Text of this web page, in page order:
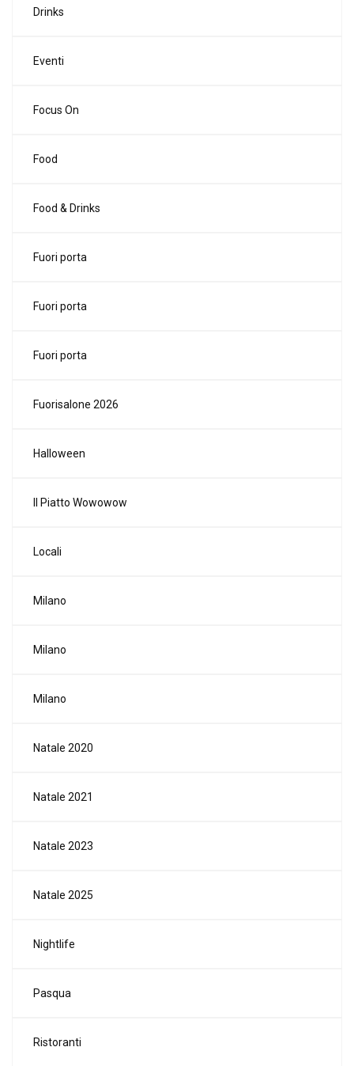
Drinks
Eventi
Focus On
Food
Food & Drinks
Fuori porta
Fuori porta
Fuori porta
Fuorisalone 2026
Halloween
Il Piatto Wowowow
Locali
Milano
Milano
Milano
Natale 2020
Natale 2021
Natale 2023
Natale 2025
Nightlife
Pasqua
Ristoranti